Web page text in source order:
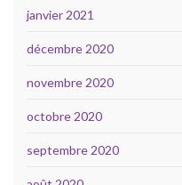
janvier 2021
décembre 2020
novembre 2020
octobre 2020
septembre 2020